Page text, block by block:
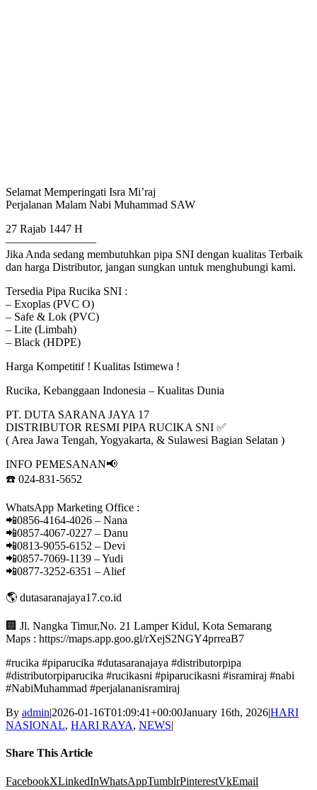
Selamat Memperingati Isra Mi’raj
Perjalanan Malam Nabi Muhammad SAW
27 Rajab 1447 H
————————
Jika Anda sedang membutuhkan pipa SNI dengan kualitas Terbaik
dan harga Distributor, jangan sungkan untuk menghubungi kami.
Tersedia Pipa Rucika SNI :
– Exoplas (PVC O)
– Safe & Lok (PVC)
– Lite (Limbah)
– Black (HDPE)
Harga Kompetitif ! Kualitas Istimewa !
Rucika, Kebanggaan Indonesia – Kualitas Dunia
PT. DUTA SARANA JAYA 17
DISTRIBUTOR RESMI PIPA RUCIKA SNI ✅️
( Area Jawa Tengah, Yogyakarta, & Sulawesi Bagian Selatan )
INFO PEMESANAN📢
☎️ 024-831-5652
WhatsApp Marketing Office :
📲0856-4164-4026 – Nana
📲0857-4067-0227 – Danu
📲0813-9055-6152 – Devi
📲0857-7069-1139 – Yudi
📲0877-3252-6351 – Alief
🌎 dutasaranajaya17.co.id
🏢 Jl. Nangka Timur,No. 21 Lamper Kidul, Kota Semarang
Maps : https://maps.app.goo.gl/rXejS2NGY4prreaB7
#rucika #piparucika #dutasaranajaya #distributorpipa
#distributorpiparucika #rucikasni #piparucikasni #isramiraj #nabi
#NabiMuhammad #perjalananisramiraj
By admin|2026-01-16T01:09:41+00:00January 16th, 2026|HARI
NASIONAL, HARI RAYA, NEWS|
Share This Article
FacebookXLinkedInWhatsAppTumblrPinterestVkEmail